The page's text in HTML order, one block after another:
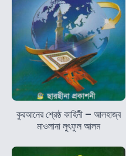
কুরআনের শ্রেষ্ঠ কাহিনী – আলহাজ্ব
মাওলানা লুৎফুল আলম